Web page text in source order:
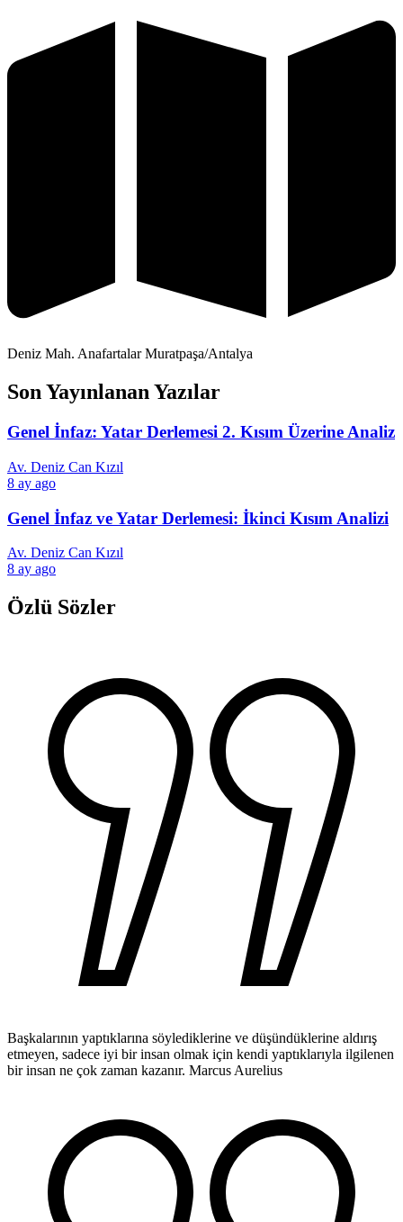
Deniz Mah. Anafartalar Muratpaşa/Antalya
Son Yayınlanan Yazılar
Genel İnfaz: Yatar Derlemesi 2. Kısım Üzerine Analiz
Av. Deniz Can Kızıl
8 ay ago
Genel İnfaz ve Yatar Derlemesi: İkinci Kısım Analizi
Av. Deniz Can Kızıl
8 ay ago
Özlü Sözler
Başkalarının yaptıklarına söylediklerine ve düşündüklerine aldırış
etmeyen, sadece iyi bir insan olmak için kendi yaptıklarıyla ilgilenen
bir insan ne çok zaman kazanır. Marcus Aurelius